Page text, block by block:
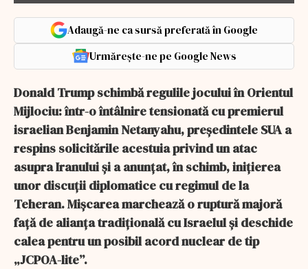
Adaugă-ne ca sursă preferată în Google
Urmărește-ne pe Google News
Donald Trump schimbă regulile jocului în Orientul
Mijlociu: într-o întâlnire tensionată cu premierul
israelian Benjamin Netanyahu, președintele SUA a
respins solicitările acestuia privind un atac
asupra Iranului și a anunțat, în schimb, inițierea
unor discuții diplomatice cu regimul de la
Teheran. Mișcarea marchează o ruptură majoră
față de alianța tradițională cu Israelul și deschide
calea pentru un posibil acord nuclear de tip
„JCPOA-lite”.